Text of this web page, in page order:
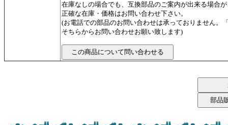
在庫なしの場合でも、互換部品のご案内が出来る場合
正確な在庫・価格はお問い合わせ下さい。
(お電話での部品のお問い合わせは承っておりません。
そちらからお問い合わせお願い致します)